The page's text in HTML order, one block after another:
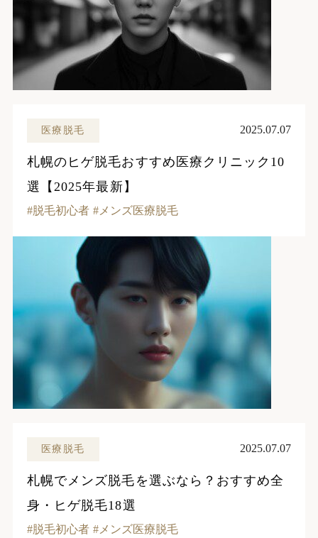
医療脱毛 2025.07.07
札幌のヒゲ脱毛おすすめ医療クリニック10
選【2025年最新】
脱毛初心者 メンズ医療脱毛
医療脱毛 2025.07.07
札幌でメンズ脱毛を選ぶなら？おすすめ全
身・ヒゲ脱毛18選
脱毛初心者 メンズ医療脱毛